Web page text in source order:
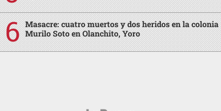
Masacre: cuatro muertos y dos heridos en la colonia
Murilo Soto en Olanchito, Yoro